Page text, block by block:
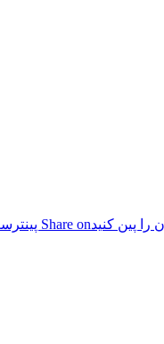
آن را پین کنیدShare on پینترست